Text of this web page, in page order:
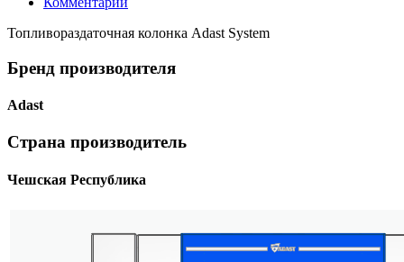
Топливораздаточная колонка Adast System
Бренд производителя
Adast
Страна производитель
Чешская Республика